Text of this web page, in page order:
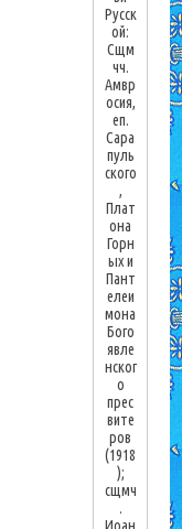
Русск
ой:
Сщм
чч.
Амвр
осия,
еп.
Сара
пуль
ского
,
Плат
она
Горн
ых и
Пант
елеи
мона
Бого
явле
нског
о
прес
вите
ров
(1918
);
сщмч
.